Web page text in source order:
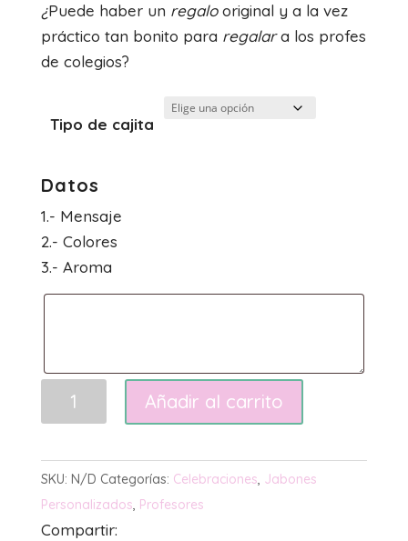
hasta
14.00€
¿Puede haber un regalooriginal y a la vez
práctico tan bonito para regalara los profes
de colegios?
Tipo de cajita
Datos
1.- Mensaje
2.- Colores
3.- Aroma
Mensaje
cantidad
Añadir al carrito
SKU: N/D Categorías: Celebraciones, Jabones
Personalizados, Profesores
Compartir: